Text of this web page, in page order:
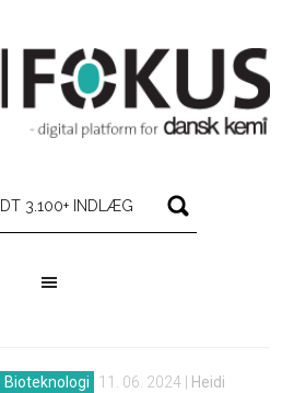
Bioteknologi 11. 06. 2024
Heidi